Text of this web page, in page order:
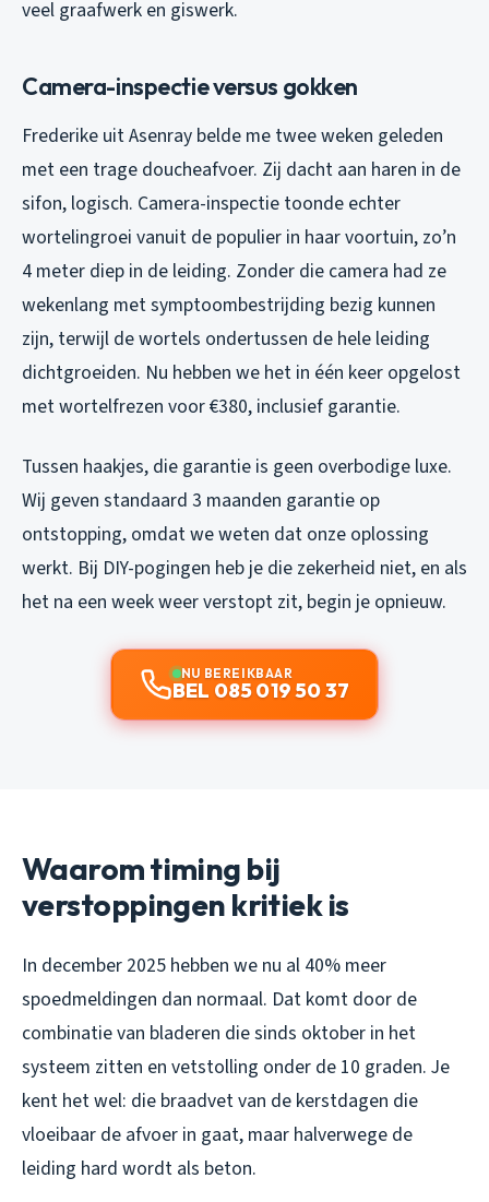
veel graafwerk en giswerk.
Camera-inspectie versus gokken
Frederike uit Asenray belde me twee weken geleden
met een trage doucheafvoer. Zij dacht aan haren in de
sifon, logisch. Camera-inspectie toonde echter
wortelingroei vanuit de populier in haar voortuin, zo’n
4 meter diep in de leiding. Zonder die camera had ze
wekenlang met symptoombestrijding bezig kunnen
zijn, terwijl de wortels ondertussen de hele leiding
dichtgroeiden. Nu hebben we het in één keer opgelost
met wortelfrezen voor €380, inclusief garantie.
Tussen haakjes, die garantie is geen overbodige luxe.
Wij geven standaard 3 maanden garantie op
ontstopping, omdat we weten dat onze oplossing
werkt. Bij DIY-pogingen heb je die zekerheid niet, en als
het na een week weer verstopt zit, begin je opnieuw.
NU BEREIKBAAR
BEL 085 019 50 37
Waarom timing bij
verstoppingen kritiek is
In december 2025 hebben we nu al 40% meer
spoedmeldingen dan normaal. Dat komt door de
combinatie van bladeren die sinds oktober in het
systeem zitten en vetstolling onder de 10 graden. Je
kent het wel: die braadvet van de kerstdagen die
vloeibaar de afvoer in gaat, maar halverwege de
leiding hard wordt als beton.